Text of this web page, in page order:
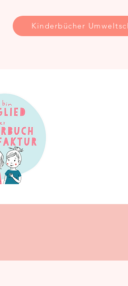
Kinderbücher